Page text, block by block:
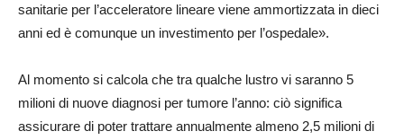
sanitarie per l’acceleratore lineare viene ammortizzata in dieci
anni ed è comunque un investimento per l’ospedale».
Al momento si calcola che tra qualche lustro vi saranno 5
milioni di nuove diagnosi per tumore l’anno: ciò significa
assicurare di poter trattare annualmente almeno 2,5 milioni di